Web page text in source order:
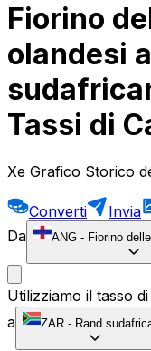
Fiorino
olandesi
Tassi di
Xe Grafico Storico
Converti Invia
Da
ANG - Fiorino
Utilizziamo il tasso
a
ZAR - Rand